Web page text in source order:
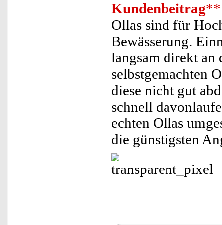
Kundenbeitrag**
Ollas sind für
Bewässerung.
langsam direkt an
selbstgemachten
diese nicht gut
schnell
echten Ollas
die günstigsten